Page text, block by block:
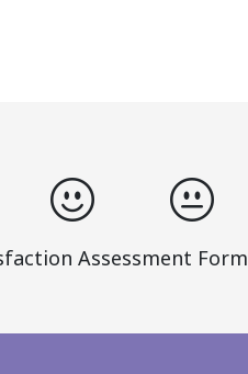
Assessment Form